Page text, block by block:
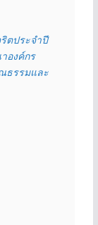
ตประจำปี
องค์กร
ธรรมและ